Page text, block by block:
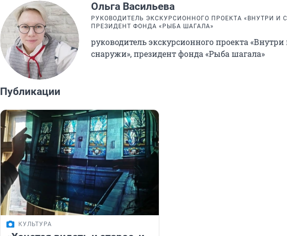
Ольга Васильева
​РУКОВОДИТЕЛЬ ЭКСКУРСИОННОГО ПРОЕКТА «ВНУТРИ И
ПРЕЗИДЕНТ ФОНДА «РЫБА ШАГАЛА»
руководитель экскурсионного проекта «Внутри
снаружи», президент фонда «Рыба шагала»
Публикации
КУЛЬТУРА